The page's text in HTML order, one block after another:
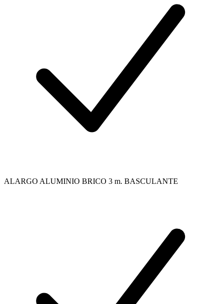
ALARGO ALUMINIO BRICO 3 m. BASCULANTE